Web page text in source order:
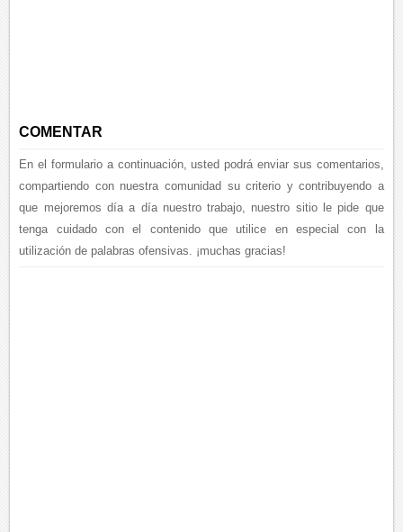
COMENTAR
En el formulario a continuación, usted podrá enviar sus comentarios,
compartiendo con nuestra comunidad su criterio y contribuyendo a
que mejoremos día a día nuestro trabajo, nuestro sitio le pide que
tenga cuidado con el contenido que utilice en especial con la
utilización de palabras ofensivas. ¡muchas gracias!